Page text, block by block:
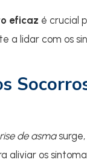
eficaz é crucial
a lidar com os
de asma
aliviar os